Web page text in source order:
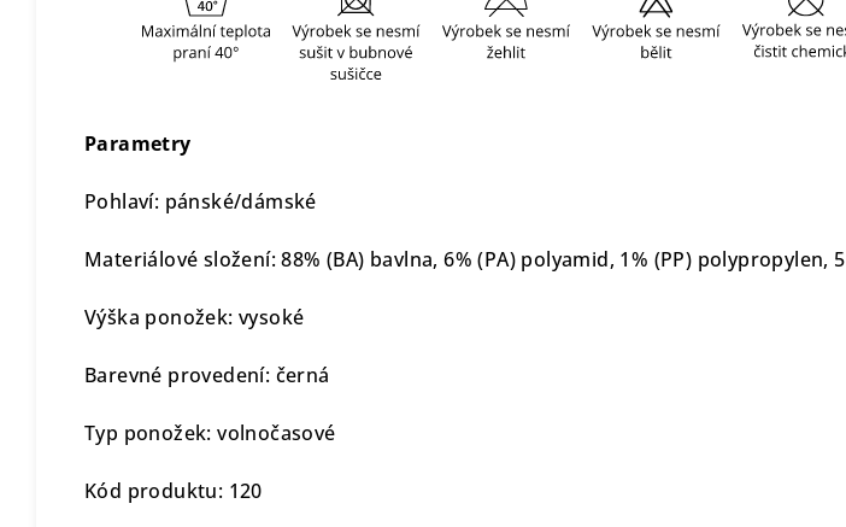
Parametry
Pohlaví: pánské/dámské
Materiálové složení: 88% (BA) bavlna, 6% (PA) polyamid, 1% (PP) polypropylen,
Výška ponožek: vysoké
Barevné provedení: černá
Typ ponožek: volnočasové
Kód produktu: 120